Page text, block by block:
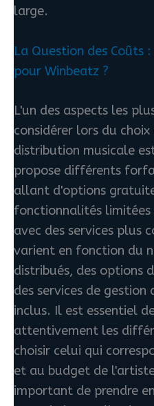
large.
La Question des Coûts
pour Winbeatz ?
L'un des aspects les
considérer lors du
distribution musicale
propose différents
allant d'options
fonctionnalités limitées
avec des services plus
varient en fonction du
distribués, des options
des services de
inclus. Il est essentiel
attentivement les
choisir celui qui
et au budget de
important de prendre